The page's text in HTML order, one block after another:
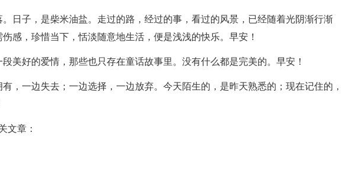
日子，是柴米油盐。走过的路，经过的事，看过的风景，已经随着光阴渐行渐
感，珍惜当下，恬淡随意地生活，便是浅浅的快乐。早安！
美好的爱情，那些也只存在童话故事里。没有什么都是完美的。早安！
，一边失去；一边选择，一边放弃。今天陌生的，是昨天熟悉的；现在记住的，
文章：